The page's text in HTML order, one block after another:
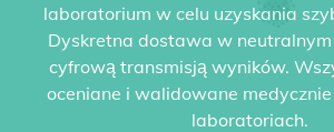
laboratorium w celu uzyskania
Dyskretna dostawa w
cyfrową transmisją wyników.
oceniane i walidowane
laboratoriach.